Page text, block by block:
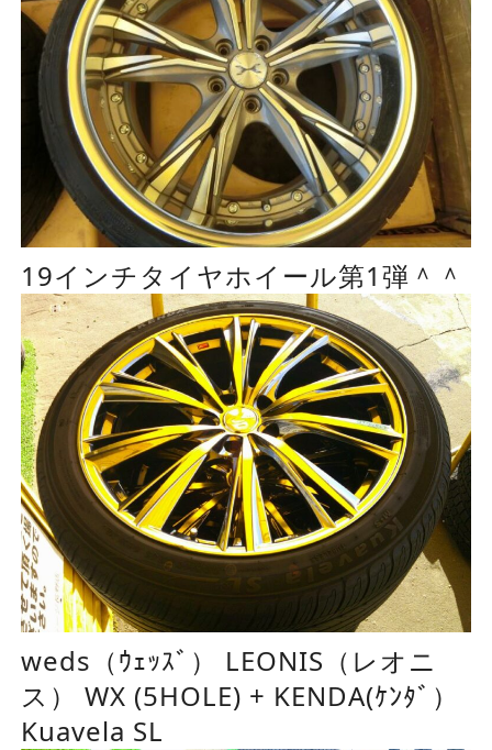
19インチタイヤホイール第1弾＾＾
weds（ｳｪｯｽﾞ） LEONIS（レオニ
ス） WX (5HOLE) + KENDA(ｹﾝﾀﾞ）
Kuavela SL